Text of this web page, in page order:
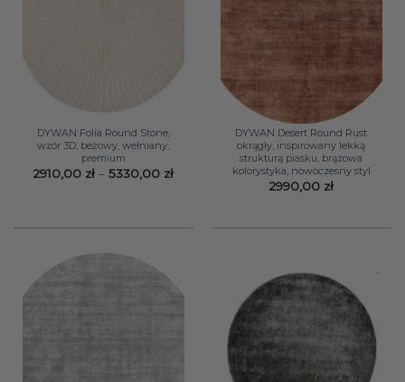
DYWAN Folia Round Stone,
wzór 3D, beżowy, wełniany,
premium
2910,00 zł – 5330,00 złZakres
5330,00 zł
DYWAN Desert Round Rust
okrągły, inspirowany lekką
strukturą piasku, brązowa
kolorystyka, nowoczesny styl
2990,00 zł